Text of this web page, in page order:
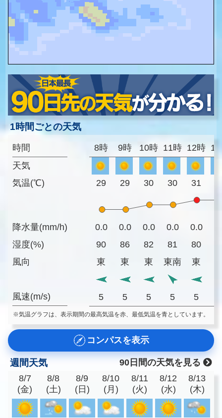
1時間ごとの天気
時間
天気
気温(℃)
降水量(mm/h)
湿度(%)
風向
風速(m/s)
8時 9時 10時 11時 12時
29 29 30 30 31
0.0 0.0 0.0 0.0 0.0
90
86 82 81 80
東
東 東 東南 東
5 5 5 5 5
※気温グラフは、表示期間の最高気温を赤、最低気温を青としています。
コンパスを表示
週間天気
90日間の天気を見る
8/7
(金)
8/8
(土)
8/9
(日)
8/10
(月)
8/11
(火)
8/12
(水)
8/13
(木)